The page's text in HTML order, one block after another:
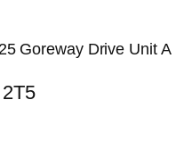
Goreway Drive Unit A